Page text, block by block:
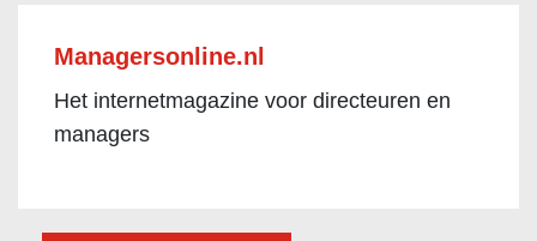
Managersonline.nl
Het internetmagazine voor directeuren en
managers